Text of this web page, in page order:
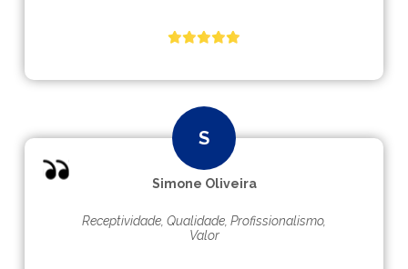
Simone Oliveira
Receptividade, Qualidade, Profissionalismo,
Valor